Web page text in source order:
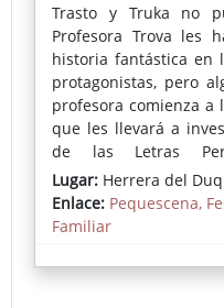
Trasto y Truka no
Profesora Trova les
historia fantástica en
protagonistas, pero
profesora comienza a
que les llevará a
de las Letras
desapareciendo y
junto con sus
averiguar por qué.
Trasto, Truka y la
Lugar: Herrera del
Enlace: Pequescena,
Familiar